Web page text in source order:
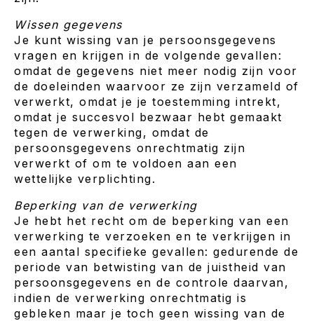
Wissen gegevens
Je kunt wissing van je persoonsgegevens
vragen en krijgen in de volgende gevallen:
omdat de gegevens niet meer nodig zijn voor
de doeleinden waarvoor ze zijn verzameld of
verwerkt, omdat je je toestemming intrekt,
omdat je succesvol bezwaar hebt gemaakt
tegen de verwerking, omdat de
persoonsgegevens onrechtmatig zijn
verwerkt of om te voldoen aan een
wettelijke verplichting.
Beperking van de verwerking
Je hebt het recht om de beperking van een
verwerking te verzoeken en te verkrijgen in
een aantal specifieke gevallen: gedurende de
periode van betwisting van de juistheid van
persoonsgegevens en de controle daarvan,
indien de verwerking onrechtmatig is
gebleken maar je toch geen wissing van de